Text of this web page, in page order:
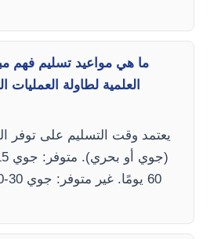
ما هي مواعيد تسليم فهم
العلمية لطاولة العمليات
يعتمد وقت التسليم على توفر